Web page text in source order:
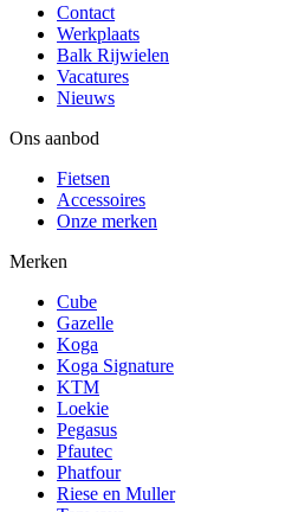
Contact
Werkplaats
Balk Rijwielen
Vacatures
Nieuws
Ons aanbod
Fietsen
Accessoires
Onze merken
Merken
Cube
Gazelle
Koga
Koga Signature
KTM
Loekie
Pegasus
Pfautec
Phatfour
Riese en Muller